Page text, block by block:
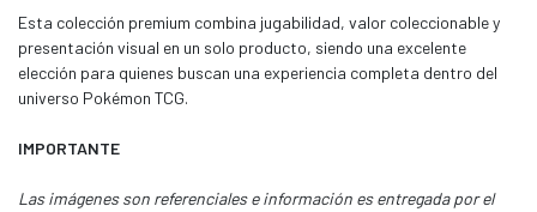
Esta colección premium combina jugabilidad, valor coleccionable y
presentación visual en un solo producto, siendo una excelente
elección para quienes buscan una experiencia completa dentro del
universo Pokémon TCG.
IMPORTANTE
Las imágenes son referenciales e información es entregada por el